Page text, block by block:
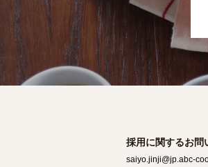
採用に関するお問
saiyo.jinji@jp.abc-